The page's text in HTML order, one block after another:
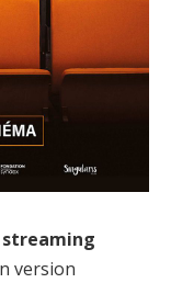
streaming
version